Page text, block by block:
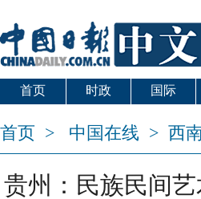
首页 时政 国际
首页 > 中国在线 > 西
贵州：民族民间